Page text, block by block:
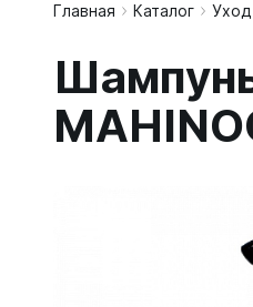
Главная Каталог Уход